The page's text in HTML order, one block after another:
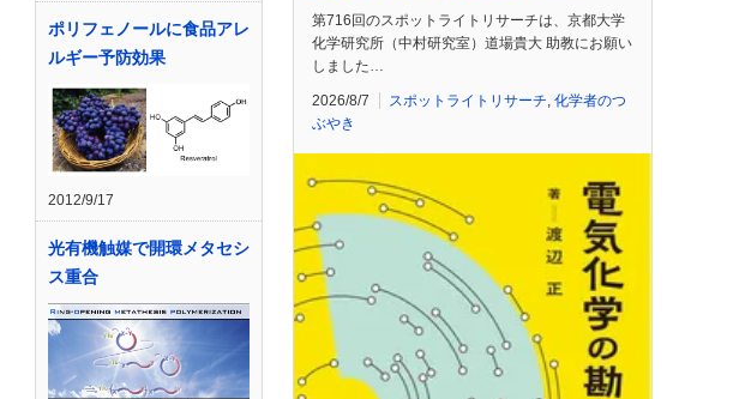
ポリフェノールに食品アレ
ルギー予防効果
2012/9/17
光有機触媒で開環メタセシ
ス重合
第716回のスポットライトリサーチは、京都大学
化学研究所（中村研究室）道場貴大 助教にお願い
しました…
2026/8/7 スポットライトリサーチ 化学者のつ
ぶやき